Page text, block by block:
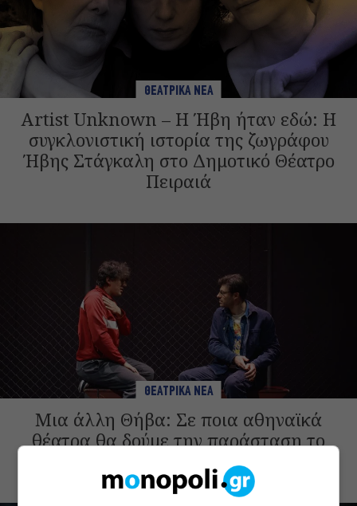
ΘΕΑΤΡΙΚΑ ΝΕΑ
Artist Unknown – Η Ήβη ήταν εδώ: Η
συγκλονιστική ιστορία της ζωγράφου
Ήβης Στάγκαλη στο Δημοτικό Θέατρο
Πειραιά
ΘΕΑΤΡΙΚΑ ΝΕΑ
Μια άλλη Θήβα: Σε ποια αθηναϊκά
θέατρα θα δούμε την παράσταση το